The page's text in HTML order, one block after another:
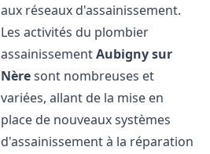
aux réseaux d'assainissement.
Les activités du plombier
assainissementAubigny sur
Nèresont nombreuses et
variées, allant de la mise en
place de nouveaux systèmes
d'assainissement à la réparation